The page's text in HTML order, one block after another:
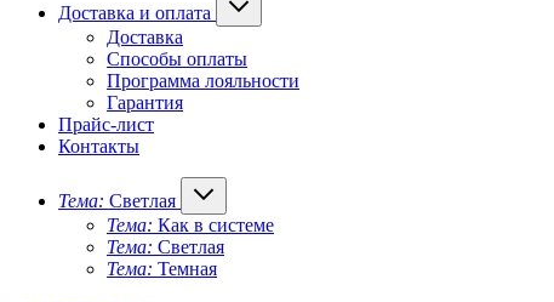
Доставка и оплата
Доставка
Способы оплаты
Программа лояльности
Гарантия
Прайс-лист
Контакты
Тема: Светлая
Тема: Как в системе
Тема: Светлая
Тема: Темная